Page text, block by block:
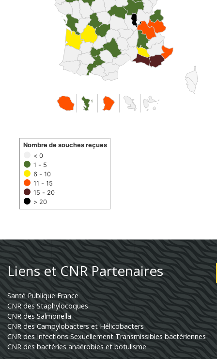
< 0
1 - 5
6 - 10
11 - 15
15 - 20
> 20
Nombre de souches reçues
Liens et CNR Partenaires
Santé Publique France
CNR des Staphylocoques
CNR des Salmonella
CNR des Campylobacters et Hélicobacters
CNR des Infections Sexuellement Transmissibles bactériennes
CNR des bactéries anaérobies et botulisme